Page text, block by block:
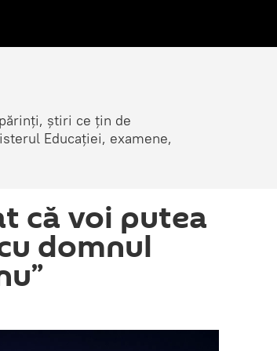
știri ce țin de
Educației, examene,
că voi putea
domnul